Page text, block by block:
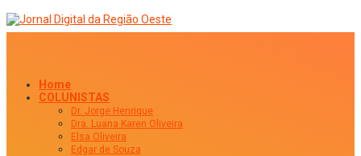
Home
COLUNISTAS
Dr. Jorge Henrique
Dra. Luana Karen Oliveira
Elsa Oliveira
Edgar de Souza